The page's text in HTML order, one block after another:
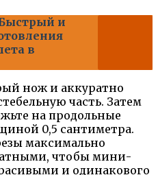
и
в
нож и аккуратно
часть. Затем
на продольные
0,5 сантиметра.
максимально
чтобы мини-
и одинакового